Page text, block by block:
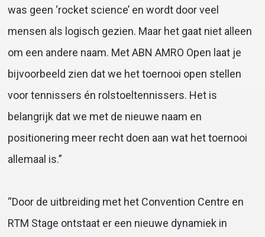
was geen ‘rocket science’ en wordt door veel
mensen als logisch gezien. Maar het gaat niet alleen
om een andere naam. Met ABN AMRO Open laat je
bijvoorbeeld zien dat we het toernooi open stellen
voor tennissers én rolstoeltennissers. Het is
belangrijk dat we met de nieuwe naam en
positionering meer recht doen aan wat het toernooi
allemaal is.”
“Door de uitbreiding met het Convention Centre en
RTM Stage ontstaat er een nieuwe dynamiek in